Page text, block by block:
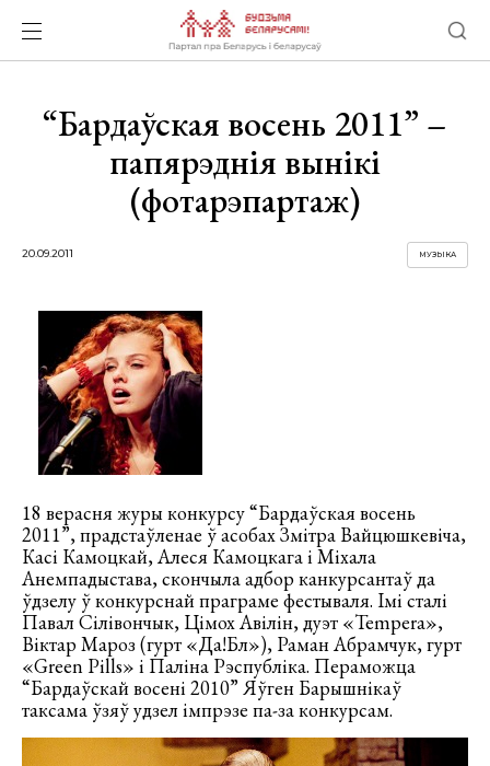
“Бардаўская восень 2011” –
папярэднія вынікі
(фотарэпартаж)
20.09.2011 МУЗЫКА
18 верасня журы конкурсу “Бардаўская восень
2011”, прадстаўленае ў асобах Змітра Вайцюшкевіча,
Касі Камоцкай, Алеся Камоцкага і Міхала
Анемпадыстава, скончыла адбор канкурсантаў да
ўдзелу ў конкурснай праграме фестываля. Імі сталі
Павал Сілівончык, Цімох Авілін, дуэт «Tempera»,
Віктар Мароз (гурт «Да!Бл»), Раман Абрамчук, гурт
«Green Pills» і Паліна Рэспубліка. Пераможца
“Бардаўскай восені 2010” Яўген Барышнікаў
таксама ўзяў удзел імпрэзе па-за конкурсам.